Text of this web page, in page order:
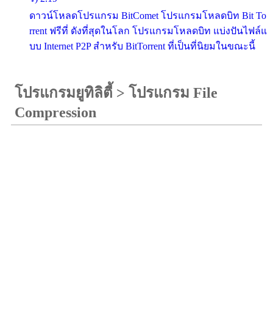
ดาวน์โหลดโปรแกรม BitComet โปรแกรมโหลดบิท Bit To
rrent ฟรีที่ ดังที่สุดในโลก โปรแกรมโหลดบิท แบ่งปันไฟล์แ
บบ Internet P2P สำหรับ BitTorrent ที่เป็นที่นิยมในขณะนี้
โปรแกรมยูทิลิตี้ > โปรแกรม File
Compression